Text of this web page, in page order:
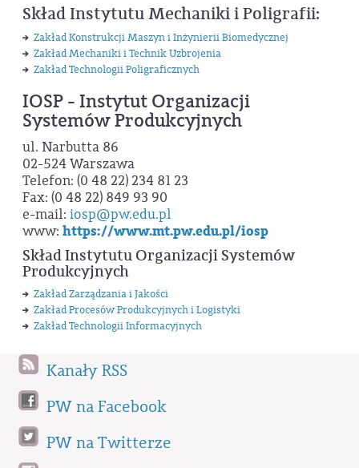
Skład Instytutu Mechaniki i Poligrafii:
Zakład Konstrukcji Maszyn i Inżynierii Biomedycznej
Zakład Mechaniki i Technik Uzbrojenia
Zakład Technologii Poligraficznych
IOSP - Instytut Organizacji
Systemów Produkcyjnych
ul. Narbutta 86
02-524 Warszawa
Telefon: (0 48 22) 234 81 23
Fax: (0 48 22) 849 93 90
e-mail: iosp@pw.edu.pl
www: https://www.mt.pw.edu.pl/iosp
Skład Instytutu Organizacji Systemów
Produkcyjnych
Zakład Zarządzania i Jakości
Zakład Procesów Produkcyjnych i Logistyki
Zakład Technologii Informacyjnych
Kanały RSS
PW na Facebook
PW na Twitterze